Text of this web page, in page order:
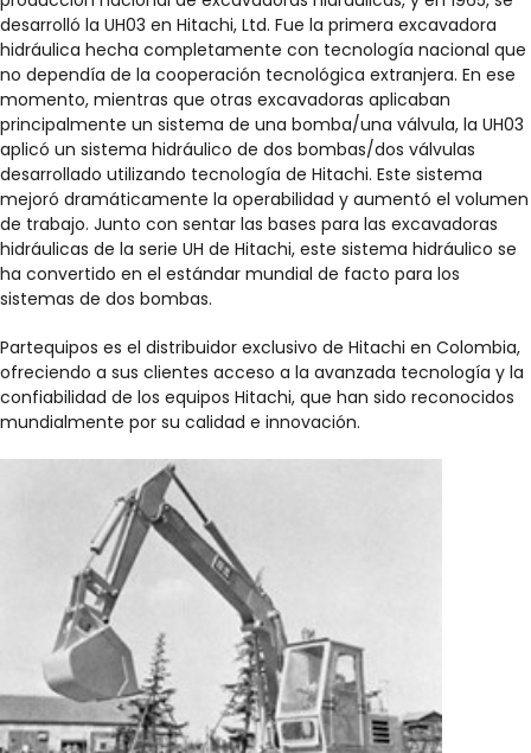
desarrolló la UH03 en Hitachi, Ltd. Fue la primera excavadora
hidráulica hecha completamente con tecnología nacional que
no dependía de la cooperación tecnológica extranjera. En ese
momento, mientras que otras excavadoras aplicaban
principalmente un sistema de una bomba/una válvula, la UH03
aplicó un sistema hidráulico de dos bombas/dos válvulas
desarrollado utilizando tecnología de Hitachi. Este sistema
mejoró dramáticamente la operabilidad y aumentó el volumen
de trabajo. Junto con sentar las bases para las excavadoras
hidráulicas de la serie UH de Hitachi, este sistema hidráulico se
ha convertido en el estándar mundial de facto para los
sistemas de dos bombas.
Partequipos es el distribuidor exclusivo de Hitachi en Colombia,
ofreciendo a sus clientes acceso a la avanzada tecnología y la
confiabilidad de los equipos Hitachi, que han sido reconocidos
mundialmente por su calidad e innovación.